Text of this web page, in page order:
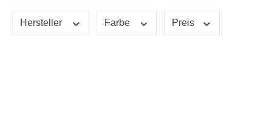
Hersteller Farbe Preis